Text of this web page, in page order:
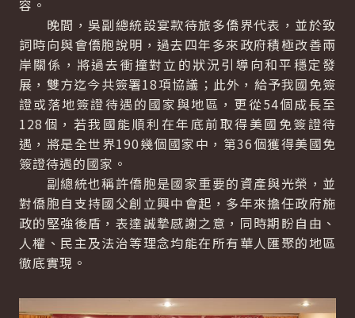
容。
晚間，吳副總統設宴款待旅多僑界代表，並於致
詞時向與會僑胞說明，過去四年多來政府積極改善兩
岸關係，將過去衝撞對立的狀況引導向和平穩定發
展，雙方迄今共簽署18項協議；此外，給予我國免簽
證或落地簽證待遇的國家與地區，更從54個成長至
128個，若我國能順利在年底前取得美國免簽證待
遇，將是全世界190幾個國家中，第36個獲得美國免
簽證待遇的國家。
副總統也稱許僑胞是國家重要的資產與光榮，並
對僑胞自支持國父創立興中會起，多年來擔任政府施
政的堅強後盾，表達誠摯感謝之意，同時期盼自由、
人權、民主及法治等理念均能在所有華人匯聚的地區
徹底實現。